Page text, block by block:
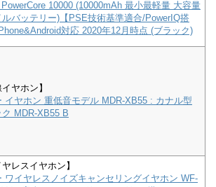
10000 (10000mAh 最小最軽量 大容量
ルバッテリー)【PSE技術基準適合/PowerIQ搭
対応 2020年12月時点 (ブラック)
イヤホン】
イヤホン 重低音モデル MDR-XB55 : カナル型
ク MDR-XB55 B
ヤレスイヤホン】
ワイヤレスノイズキャンセリングイヤホン WF-